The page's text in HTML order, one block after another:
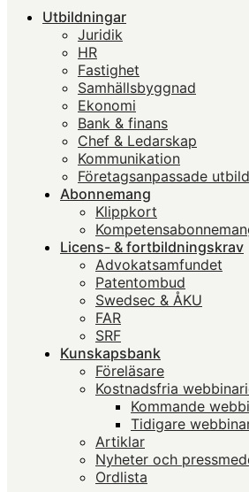
Utbildningar
Juridik
HR
Fastighet
Samhällsbyggnad
Ekonomi
Bank & finans
Chef & Ledarskap
Kommunikation
Företagsanpassade
Abonnemang
Klippkort
Licens- & fortbildningskrav
Advokatsamfundet
Patentombud
Swedsec & ÅKU
FAR
SRF
Kunskapsbank
Föreläsare
Kostnadsfria
Kommande
Tidigare
Artiklar
Nyheter och
Ordlista